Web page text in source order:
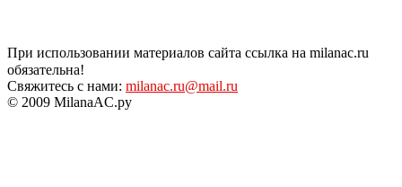
При использовании материалов сайта ссылка на milanac.ru
обязательна!
Свяжитесь с нами: milanac.ru@mail.ru
© 2009 MilanaAC.ру